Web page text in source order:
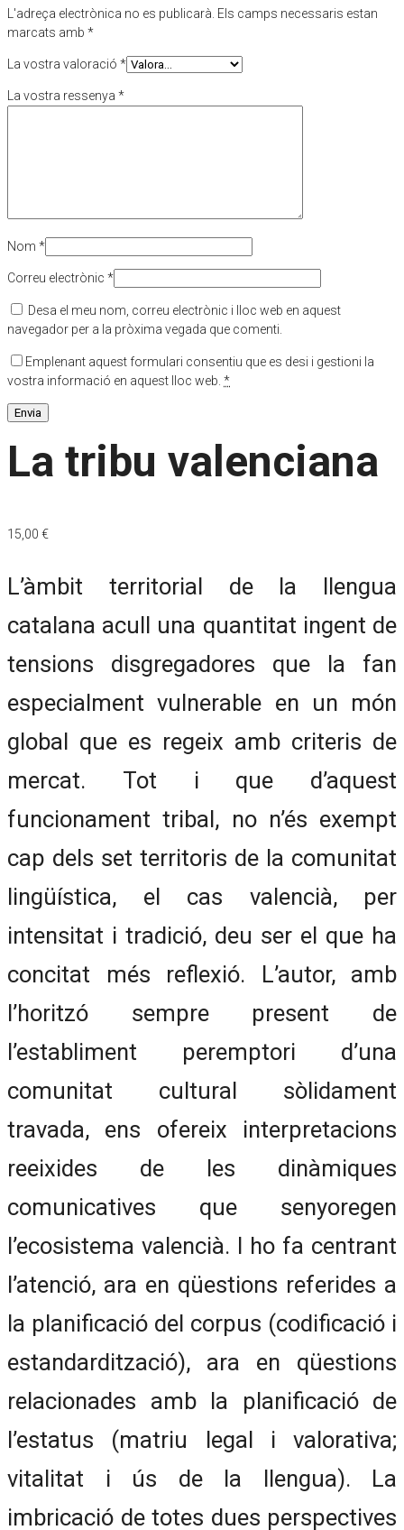
L'adreça electrònica no es publicarà. Els camps necessaris estan
marcats amb *
La vostra valoració *
La vostra ressenya *
Nom *
Correu electrònic *
Desa el meu nom, correu electrònic i lloc web en aquest
navegador per a la pròxima vegada que comenti.
Emplenant aquest formulari consentiu que es desi i gestioni la
vostra informació en aquest lloc web. *
La tribu valenciana
15,00 €
L’àmbit territorial de la llengua
catalana acull una quantitat ingent de
tensions disgregadores que la fan
especialment vulnerable en un món
global que es regeix amb criteris de
mercat. Tot i que d’aquest
funcionament tribal, no n’és exempt
cap dels set territoris de la comunitat
lingüística, el cas valencià, per
intensitat i tradició, deu ser el que ha
concitat més reflexió. L’autor, amb
l’horitzó sempre present de
l’establiment peremptori d’una
comunitat cultural sòlidament
travada, ens ofereix interpretacions
reeixides de les dinàmiques
comunicatives que senyoregen
l’ecosistema valencià. I ho fa centrant
l’atenció, ara en qüestions referides a
la planificació del corpus (codificació i
estandardització), ara en qüestions
relacionades amb la planificació de
l’estatus (matriu legal i valorativa;
vitalitat i ús de la llengua). La
imbricació de totes dues perspectives